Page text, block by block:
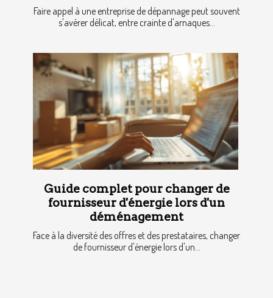
Faire appel à une entreprise de dépannage peut souvent
s'avérer délicat, entre crainte d'arnaques...
Guide complet pour changer de
fournisseur d'énergie lors d'un
déménagement
Face à la diversité des offres et des prestataires, changer
de fournisseur d'énergie lors d'un...